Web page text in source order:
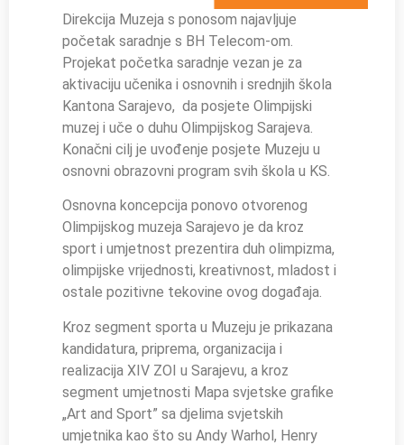
Direkcija Muzeja s ponosom najavljuje
početak saradnje s BH Telecom-om.
Projekat početka saradnje vezan je za
aktivaciju učenika i osnovnih i srednjih škola
Kantona Sarajevo, da posjete Olimpijski
muzej i uče o duhu Olimpijskog Sarajeva.
Konačni cilj je uvođenje posjete Muzeju u
osnovni obrazovni program svih škola u KS.
Osnovna koncepcija ponovo otvorenog
Olimpijskog muzeja Sarajevo je da kroz
sport i umjetnost prezentira duh olimpizma,
olimpijske vrijednosti, kreativnost, mladost i
ostale pozitivne tekovine ovog događaja.
Kroz segment sporta u Muzeju je prikazana
kandidatura, priprema, organizacija i
realizacija XIV ZOI u Sarajevu, a kroz
segment umjetnosti Mapa svjetske grafike
„Art and Sport” sa djelima svjetskih
umjetnika kao što su Andy Warhol, Henry